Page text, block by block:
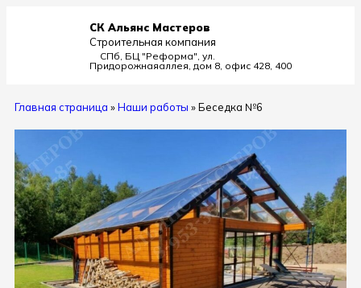
СК Альянс Мастеров
Строительная компания
СПб, БЦ "Реформа", ул.
Придорожнаяаллея, дом 8, офис 428, 400
Главная страница »Наши работы »Беседка №6